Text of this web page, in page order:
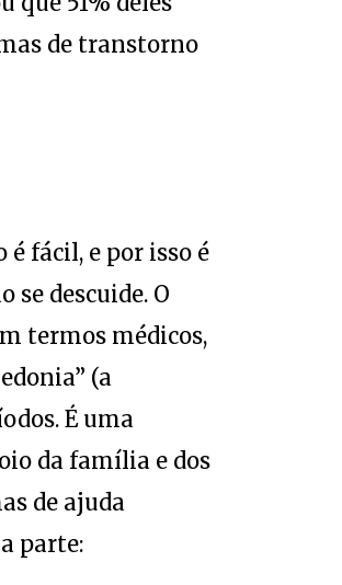
de transtorno
é fácil, e por isso é
se descuide. O
termos médicos,
(a
É uma
da família e dos
de ajuda
parte: